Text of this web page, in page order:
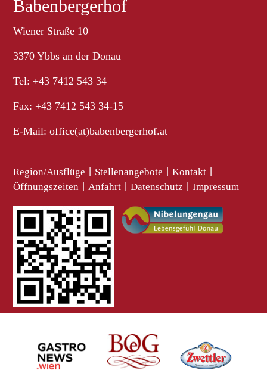
Babenbergerhof
Wiener Straße 10
3370 Ybbs an der Donau
Tel: +43 7412 543 34
Fax: +43 7412 543 34-15
E-Mail:office(at)babenbergerhof.at
Region/Ausflüge Stellenangebote Kontakt
Öffnungszeiten Anfahrt Datenschutz Impressum